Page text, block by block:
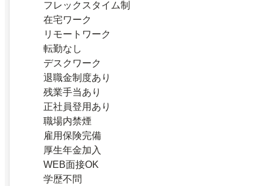
フレックスタイム制
在宅ワーク
リモートワーク
転勤なし
デスクワーク
退職金制度あり
残業手当あり
正社員登用あり
職場内禁煙
雇用保険完備
厚生年金加入
WEB面接OK
学歴不問